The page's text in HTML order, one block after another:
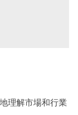
理解市場和行業